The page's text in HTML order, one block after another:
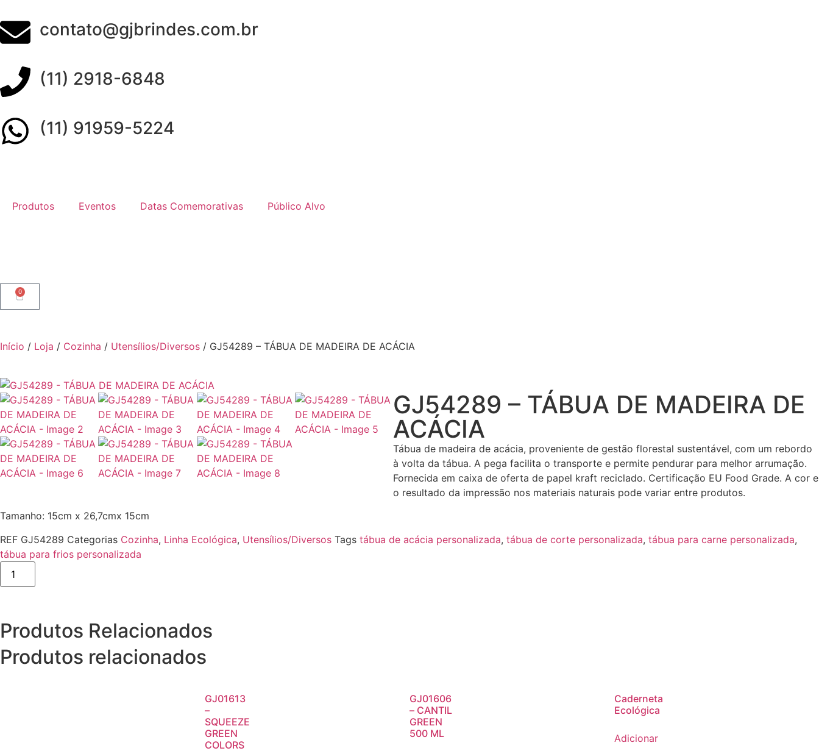
contato@gjbrindes.com.br
(11) 2918-6848
(11) 91959-5224
Produtos Eventos Datas Comemorativas Público Alvo
0
Início / Loja / Cozinha / Utensílios/Diversos / GJ54289 – TÁBUA DE MADEIRA DE ACÁCIA
GJ54289 – TÁBUA DE MADEIRA DE
ACÁCIA
Tábua de madeira de acácia, proveniente de gestão florestal sustentável, com um rebordo
à volta da tábua. A pega facilita o transporte e permite pendurar para melhor arrumação.
Fornecida em caixa de oferta de papel kraft reciclado. Certificação EU Food Grade. A cor e
o resultado da impressão nos materiais naturais pode variar entre produtos.
Tamanho: 15cm x 26,7cmx 15cm
REF GJ54289 Categorias Cozinha, Linha Ecológica, Utensílios/Diversos Tags tábua de acácia personalizada, tábua de corte personalizada, tábua para carne personalizada,
tábua para frios personalizada
Produtos Relacionados
Produtos relacionados
GJ01613
–
SQUEEZE
GREEN
COLORS
GJ01606
– CANTIL
GREEN
500 ML
Caderneta
Ecológica
Adicionar